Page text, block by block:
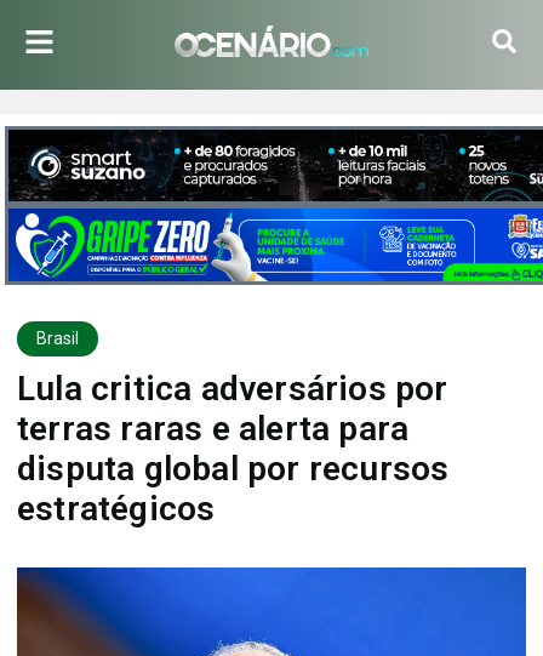
Brasil
Lula critica adversários por
terras raras e alerta para
disputa global por recursos
estratégicos